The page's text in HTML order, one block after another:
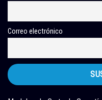
Correo electrónico